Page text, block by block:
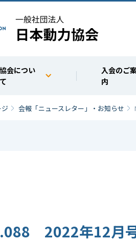
協会につい
て
協会
入会のご
内
会報「ニュースレター」・お知らせ
2022年12月